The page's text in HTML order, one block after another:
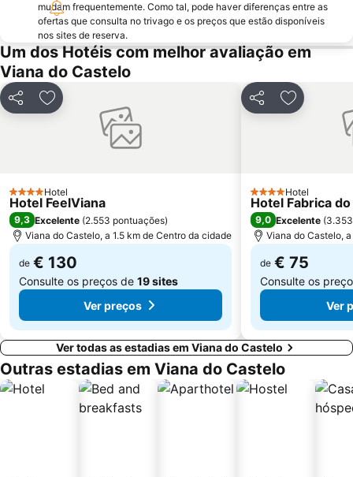
Angeiras Beach
Minho Center
Azurara Parque Aventura
de Castelo de Neiva
Praia Afife
Casa de Camilo - Museu e Centro de Estudos
Elevador do Bom Jesus do Monte
Posto de Turismo de Valença do Minho
Cego do Maio
Estação de Caminhos de Ferro de Viana do Castelo
Barragem do Alto-Lindoso
Parque de Avioso- S. Pedro
mudam frequentemente. Como tal, pode haver diferenças entre as
ofertas que consulta no trivago e os preços que estão disponíveis
nos sites de reserva.
Um dos Hotéis com melhor avaliação em
Viana do Castelo
PartilharAdicionar aos favoritos
4 Estrelas
Hotel
Hotel FeelViana
9,3 Excelente (2.553 pontuações)
Viana do Castelo, a 1.5 km de Centro da cidade
de € 130
Consulte os preços de 19 sites
Ver preços
PartilharAdicionar
4 Estrelas
Hotel
Hotel Fabrica
9,0 Excelente (
Viana do Castelo,
de € 75
Consulte os
Ver
Ver todas as estadias em Viana do Castelo
Outras estadias em Viana do Castelo